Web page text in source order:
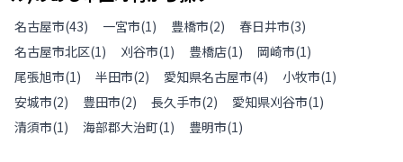
名古屋市(43) 一宮市(1) 豊橋市(2) 春日井市(3)
名古屋市北区(1) 刈谷市(1) 豊橋店(1) 岡崎市(1)
尾張旭市(1) 半田市(2) 愛知県名古屋市(4) 小牧市(1)
安城市(2) 豊田市(2) 長久手市(2) 愛知県刈谷市(1)
清須市(1) 海部郡大治町(1) 豊明市(1)